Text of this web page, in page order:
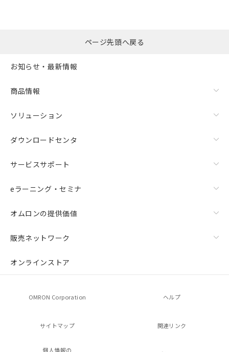
ページ先頭へ戻る
お知らせ・最新情報
商品情報
ソリューション
ダウンロードセンタ
サービスサポート
eラーニング・セミナ
オムロンの提供価値
販売ネットワーク
オンラインストア
OMRON Corporation ヘルプ
サイトマップ 関連リンク
個人情報の